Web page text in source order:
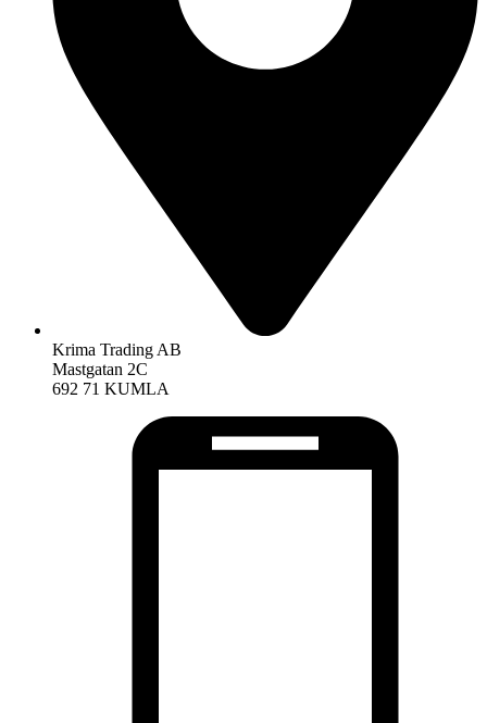
Krima Trading AB
Mastgatan 2C
692 71 KUMLA